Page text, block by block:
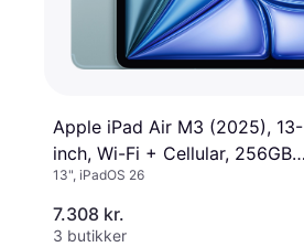
Apple iPad Air M3 (2025), 13-
inch, Wi-Fi + Cellular, 256GB
Blue
13", iPadOS 26
7.308 kr.
3 butikker